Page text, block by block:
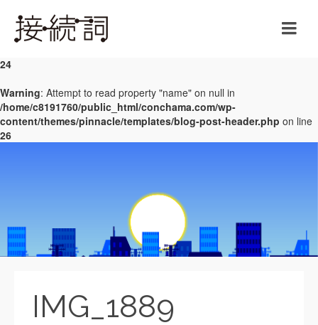
Warning: Undefined array key 0 in
/home/c8191760/public_html/conchama.com/wp-
24
Warning: Attempt to read property "name" on null in
/home/c8191760/public_html/conchama.com/wp-
content/themes/pinnacle/templates/blog-post-header.php on line
26
IMG_1889